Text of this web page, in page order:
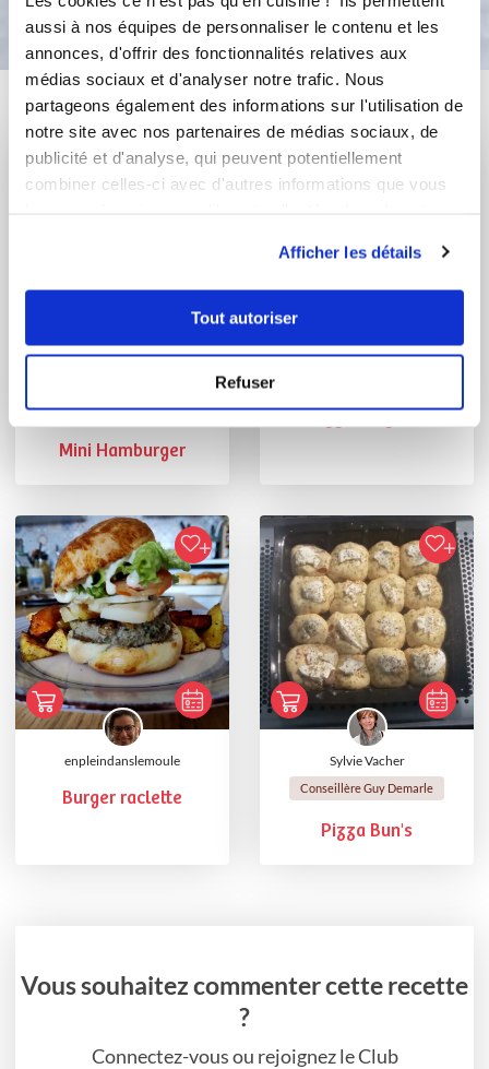
aussi à nos équipes de personnaliser le contenu et les
annonces, d'offrir des fonctionnalités relatives aux
médias sociaux et d'analyser notre trafic. Nous
partageons également des informations sur l'utilisation de
notre site avec nos partenaires de médias sociaux, de
publicité et d'analyse, qui peuvent potentiellement
combiner celles-ci avec d'autres informations que vous
Afficher les détails
Tout autoriser
Refuser
Vous aimerez aussi ...
Conseillère Guy Demarle
Mini Hamburger
enpleindanslemoule
Burger raclette
Sylvie Vacher
Conseillère Guy Demarle
Pizza Bun's
Vous souhaitez commenter cette recette
?
Connectez-vous ou rejoignez le Club